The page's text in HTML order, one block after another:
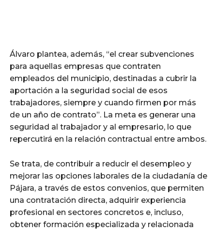
Álvaro plantea, además, “el crear subvenciones
para aquellas empresas que contraten
empleados del municipio, destinadas a cubrir la
aportación a la seguridad social de esos
trabajadores, siempre y cuando firmen por más
de un año de contrato”. La meta es generar una
seguridad al trabajador y al empresario, lo que
repercutirá en la relación contractual entre ambos.
Se trata, de contribuir a reducir el desempleo y
mejorar las opciones laborales de la ciudadanía de
Pájara, a través de estos convenios, que permiten
una contratación directa, adquirir experiencia
profesional en sectores concretos e, incluso,
obtener formación especializada y relacionada